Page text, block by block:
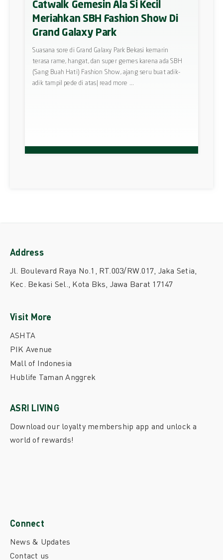
Catwalk Gemesin Ala Si Kecil
Meriahkan SBH Fashion Show Di
Grand Galaxy Park
Suasana sore di Grand Galaxy Park Bekasi kemarin
terasa rame, hangat, dan super gemes karena ada SBH
(Sang Buah Hati) Fashion Show, ajang seru buat adik-
adik tampil pede di atas| read more ...
Address
Jl. Boulevard Raya No.1, RT.003/RW.017, Jaka Setia,
Kec. Bekasi Sel., Kota Bks, Jawa Barat 17147
Connect
News & Updates
Contact us
Visit More
ASHTA
PIK Avenue
Mall of Indonesia
Hublife Taman Anggrek
ASRI LIVING
Download our loyalty membership app and unlock a
world of rewards!